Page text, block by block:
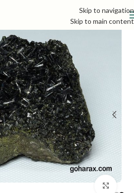
Skip to navigation
Skip to main content